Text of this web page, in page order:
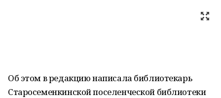
Об этом в редакцию написала библиотекарь
Старосеменкинской поселенческой библиотеки